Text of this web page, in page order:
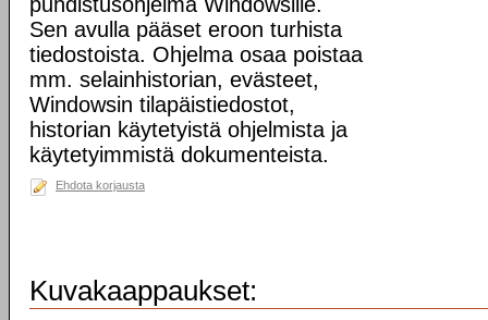
Sen avulla pääset eroon turhista
tiedostoista. Ohjelma osaa poistaa
mm. selainhistorian, evästeet,
Windowsin tilapäistiedostot,
historian käytetyistä ohjelmista ja
käytetyimmistä dokumenteista.
Ehdota korjausta
Kuvakaappaukset: